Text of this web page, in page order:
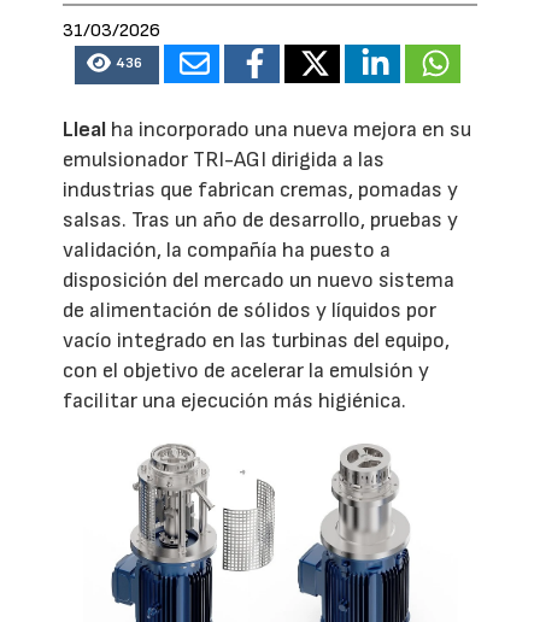
31/03/2026
436
Lleal ha incorporado una nueva mejora en su
emulsionador TRI-AGI dirigida a las
industrias que fabrican cremas, pomadas y
salsas. Tras un año de desarrollo, pruebas y
validación, la compañía ha puesto a
disposición del mercado un nuevo sistema
de alimentación de sólidos y líquidos por
vacío integrado en las turbinas del equipo,
con el objetivo de acelerar la emulsión y
facilitar una ejecución más higiénica.